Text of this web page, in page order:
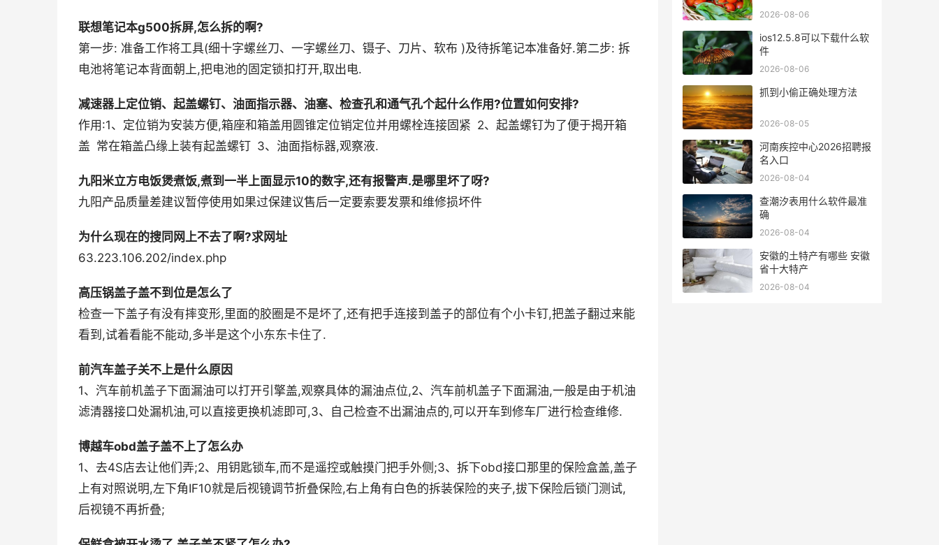
联想笔记本g500拆屏,怎么拆的啊?
第一步: 准备工作将工具(细十字螺丝刀、一字螺丝刀、镊子、刀片、软布 )及待拆笔记本准备好.第二步: 拆
电池将笔记本背面朝上,把电池的固定锁扣打开,取出电.
减速器上定位销、起盖螺钉、油面指示器、油塞、检查孔和通气孔个起什么作用?位置如何安排?
作用:1、定位销为安装方便,箱座和箱盖用圆锥定位销定位并用螺栓连接固紧 2、起盖螺钉为了便于揭开箱
盖 常在箱盖凸缘上装有起盖螺钉 3、油面指标器,观察液.
九阳米立方电饭煲煮饭,煮到一半上面显示10的数字,还有报警声.是哪里坏了呀?
九阳产品质量差建议暂停使用如果过保建议售后一定要索要发票和维修损坏件
为什么现在的搜同网上不去了啊?求网址
63.223.106.202/index.php
高压锅盖子盖不到位是怎么了
检查一下盖子有没有摔变形,里面的胶圈是不是坏了,还有把手连接到盖子的部位有个小卡钉,把盖子翻过来能
看到,试着看能不能动,多半是这个小东东卡住了.
前汽车盖子关不上是什么原因
1、汽车前机盖子下面漏油可以打开引擎盖,观察具体的漏油点位,2、汽车前机盖子下面漏油,一般是由于机油
滤清器接口处漏机油,可以直接更换机滤即可,3、自己检查不出漏油点的,可以开车到修车厂进行检查维修.
博越车obd盖子盖不上了怎么办
1、去4S店去让他们弄;2、用钥匙锁车,而不是遥控或触摸门把手外侧;3、拆下obd接口那里的保险盒盖,盖子
上有对照说明,左下角IF10就是后视镜调节折叠保险,右上角有白色的拆装保险的夹子,拔下保险后锁门测试,
后视镜不再折叠;
2026-08-06
ios12.5.8可以下载什么软
件
2026-08-06
抓到小偷正确处理方法
2026-08-05
河南疾控中心2026招聘报
名入口
2026-08-04
查潮汐表用什么软件最准
确
2026-08-04
安徽的土特产有哪些 安徽
省十大特产
2026-08-04